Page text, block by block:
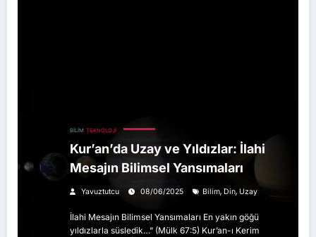
BILIM TEKNOLOJI
Kur’an’da Uzay ve Yıldızlar: İlahi
Mesajın Bilimsel Yansımaları
Yavuztutcu 08/06/2025 Bilim, Din, Uzay
İlahi Mesajın Bilimsel Yansımaları En yakın göğü
yıldızlarla süsledik…” (Mülk 67:5) Kur’an-ı Kerim